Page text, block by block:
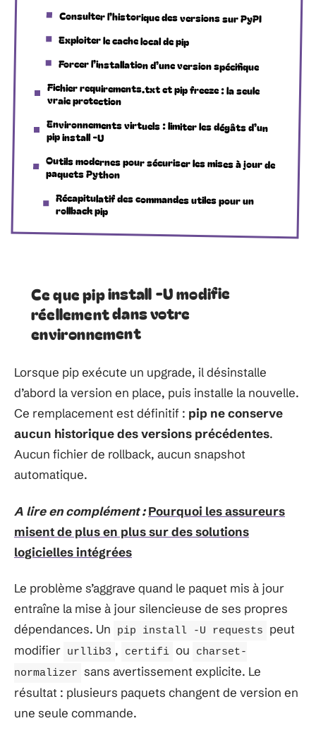
Consulter l’historique des versions sur PyPI
Exploiter le cache local de pip
Forcer l’installation d’une version spécifique
Fichier requirements.txt et pip freeze : la seule
vraie protection
Environnements virtuels : limiter les dégâts d’un
pip install -U
Outils modernes pour sécuriser les mises à jour de
paquets Python
Récapitulatif des commandes utiles pour un
rollback pip
Ce que pip install -U modifie
réellement dans votre
environnement
Lorsque pip exécute un upgrade, il désinstalle
d’abord la version en place, puis installe la nouvelle.
Ce remplacement est définitif : pip ne conserve
aucun historique des versions précédentes.
Aucun fichier de rollback, aucun snapshot
automatique.
A lire en complément : Pourquoi les assureurs
misent de plus en plus sur des solutions
logicielles intégrées
Le problème s’aggrave quand le paquet mis à jour
entraîne la mise à jour silencieuse de ses propres
dépendances. Un
pip install -U requests
peut
modifier urllib3 , certifi ou
charset-
normalizer sans avertissement explicite. Le
résultat : plusieurs paquets changent de version en
une seule commande.